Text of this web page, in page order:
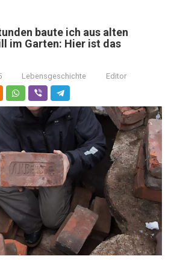
baute ich aus alten
im Garten: Hier ist das
Lebensgeschichte Editor